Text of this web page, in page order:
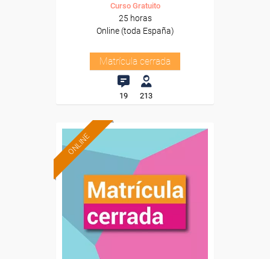
Curso Gratuito
25 horas
Online (toda España)
Matrícula cerrada
19 213
ONLINE